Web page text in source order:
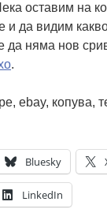
оставим на
и да видим
да няма нов
.
ebay, копува,
Bluesky
LinkedIn